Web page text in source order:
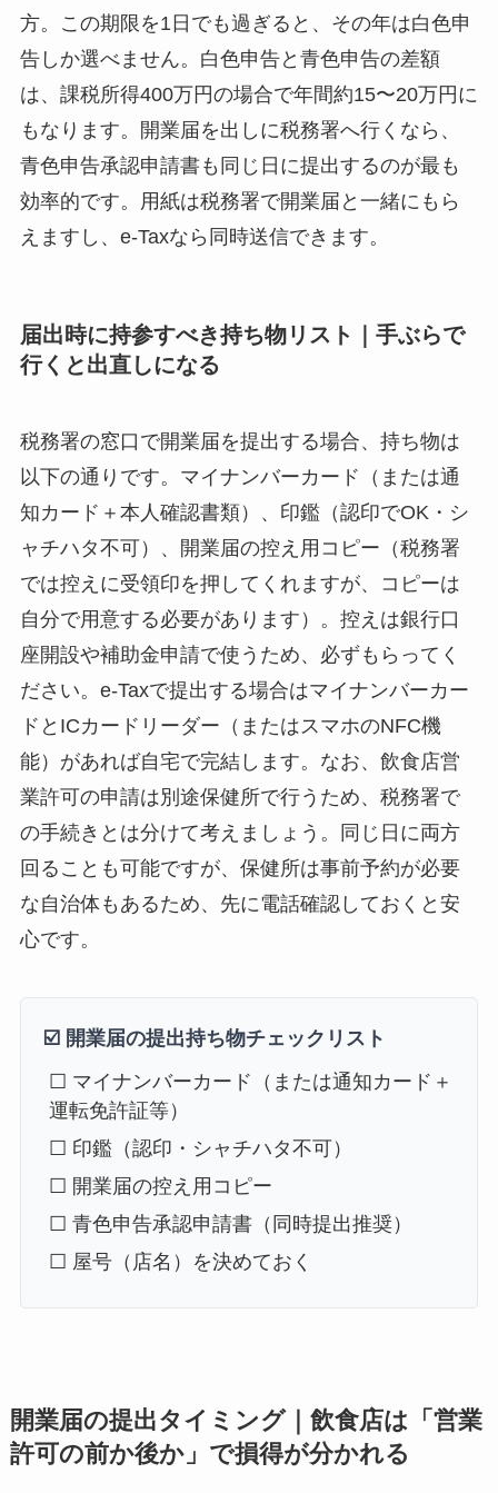
方。この期限を1日でも過ぎると、その年は白色申
告しか選べません。白色申告と青色申告の差額
は、課税所得400万円の場合で年間約15〜20万円に
もなります。開業届を出しに税務署へ行くなら、
青色申告承認申請書も同じ日に提出するのが最も
効率的です。用紙は税務署で開業届と一緒にもら
えますし、e-Taxなら同時送信できます。
届出時に持参すべき持ち物リスト｜手ぶらで
行くと出直しになる
税務署の窓口で開業届を提出する場合、持ち物は
以下の通りです。マイナンバーカード（または通
知カード＋本人確認書類）、印鑑（認印でOK・シ
ャチハタ不可）、開業届の控え用コピー（税務署
では控えに受領印を押してくれますが、コピーは
自分で用意する必要があります）。控えは銀行口
座開設や補助金申請で使うため、必ずもらってく
ださい。e-Taxで提出する場合はマイナンバーカー
ドとICカードリーダー（またはスマホのNFC機
能）があれば自宅で完結します。なお、飲食店営
業許可の申請は別途保健所で行うため、税務署で
の手続きとは分けて考えましょう。同じ日に両方
回ることも可能ですが、保健所は事前予約が必要
な自治体もあるため、先に電話確認しておくと安
心です。
☑️ 開業届の提出持ち物チェックリスト
☐ マイナンバーカード（または通知カード＋
運転免許証等）
☐ 印鑑（認印・シャチハタ不可）
☐ 開業届の控え用コピー
☐ 青色申告承認申請書（同時提出推奨）
☐ 屋号（店名）を決めておく
開業届の提出タイミング｜飲食店は「営業
許可の前か後か」で損得が分かれる